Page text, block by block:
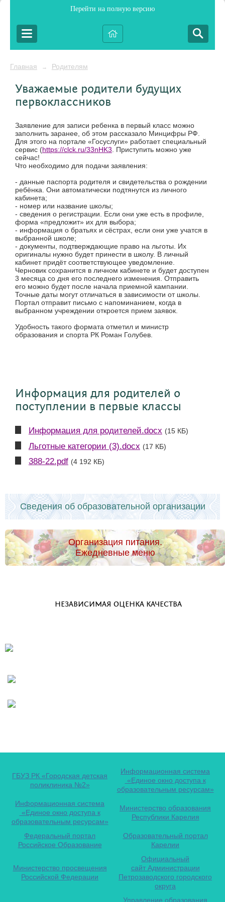
Перейти на полную версию
Главная → Родителям
Уважаемые родители будущих
первоклассников
Заявление для записи ребенка в первый класс можно
заполнить заранее, об этом рассказало Минцифры РФ.
Для этого на портале «Госуслуги» работает специальный
сервис (https://clck.ru/33nHK3 . Приступить можно уже
сейчас!
Что необходимо для подачи заявления:
- данные паспорта родителя и свидетельства о рождении
ребёнка. Они автоматически подтянутся из личного
кабинета;
- номер или название школы;
- сведения о регистрации. Если они уже есть в профиле,
форма «предложит» их для выбора;
- информация о братьях и сёстрах, если они уже учатся в
выбранной школе;
- документы, подтверждающие право на льготы. Их
оригиналы нужно будет принести в школу. В личный
кабинет придёт соответствующее уведомление.
Черновик сохранится в личном кабинете и будет доступен
3 месяца со дня его последнего изменения. Отправить
его можно будет после начала приемной кампании.
Точные даты могут отличаться в зависимости от школы.
Портал отправит письмо с напоминанием, когда в
выбранном учреждении откроется прием заявок.
Удобность такого формата отметил и министр
образования и спорта РК Роман Голубев.
Информация для родителей о
поступлении в первые классы
Информация для родителей.docx (15 КБ)
Льготные категории (3).docx (17 КБ)
388-22.pdf (4 192 КБ)
Сведения об образовательной организации
Организация питания.
Ежедневные меню
НЕЗАВИСИМАЯ ОЦЕНКА КАЧЕСТВА
ГБУЗ РК «Городская детская
поликлиника №2»
Информационная система
«Единое окно доступа к
образовательным ресурсам»
Информационная система
«Единое окно доступа к
образовательным ресурсам»
Министерство образования
Республики Карелия
Федеральный портал
Российское Образование
Образовательный портал
Карелии
Министерство просвещения
Российской Федерации
Официальный
сайт Администрации
Петрозаводского городского
округа
Управление образования